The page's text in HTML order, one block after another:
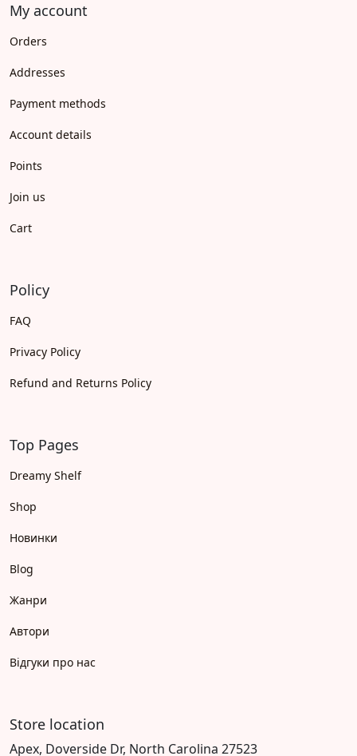
My account
Orders
Addresses
Payment methods
Account details
Points
Join us
Cart
Policy
FAQ
Privacy Policy
Refund and Returns Policy
Top Pages
Dreamy Shelf
Shop
Новинки
Blog
Жанри
Автори
Відгуки про нас
Store location
Apex, Doverside Dr, North Carolina 27523